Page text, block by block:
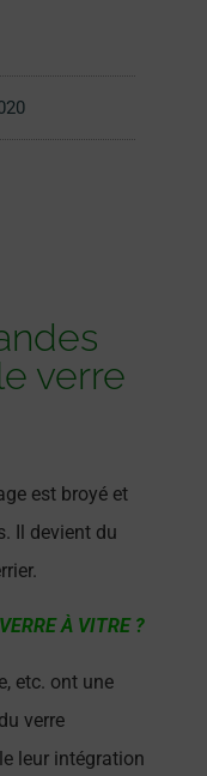
verre
est broyé et
Il devient du
À VITRE ?
etc. ont une
du verre
leur intégration